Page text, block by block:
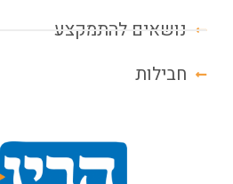
נושאים להתמקצע
חבילות